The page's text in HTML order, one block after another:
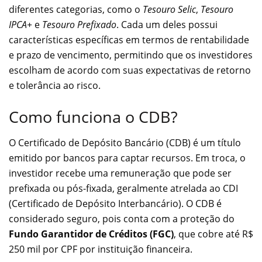
diferentes categorias, como o Tesouro Selic, Tesouro
IPCA+ e Tesouro Prefixado. Cada um deles possui
características específicas em termos de rentabilidade
e prazo de vencimento, permitindo que os investidores
escolham de acordo com suas expectativas de retorno
e tolerância ao risco.
Como funciona o CDB?
O Certificado de Depósito Bancário (CDB) é um título
emitido por bancos para captar recursos. Em troca, o
investidor recebe uma remuneração que pode ser
prefixada ou pós-fixada, geralmente atrelada ao CDI
(Certificado de Depósito Interbancário). O CDB é
considerado seguro, pois conta com a proteção do
Fundo Garantidor de Créditos (FGC), que cobre até R$
250 mil por CPF por instituição financeira.